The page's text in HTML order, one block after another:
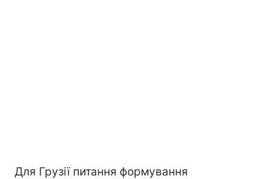
Для Грузії питання формування